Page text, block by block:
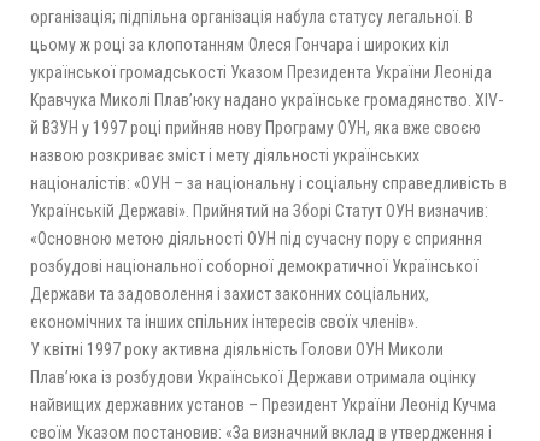
організація; підпільна організація набула статусу легальної. В
цьому ж році за клопотанням Олеся Гончара і широких кіл
української громадськості Указом Президента України Леоніда
Кравчука Миколі Плав’юку надано українське громадянство. ХІV-
й ВЗУН у 1997 році прийняв нову Програму ОУН, яка вже своєю
назвою розкриває зміст і мету діяльності українських
націоналістів: «ОУН – за національну і соціальну справедливість в
Українській Державі». Прийнятий на Зборі Статут ОУН визначив:
«Основною метою діяльності ОУН під сучасну пору є сприяння
розбудові національної соборної демократичної Української
Держави та задоволення і захист законних соціальних,
економічних та інших спільних інтересів своїх членів».
У квітні 1997 року активна діяльність Голови ОУН Миколи
Плав’юка із розбудови Української Держави отримала оцінку
найвищих державних установ – Президент України Леонід Кучма
своїм Указом постановив: «За визначний вклад в утвердження і